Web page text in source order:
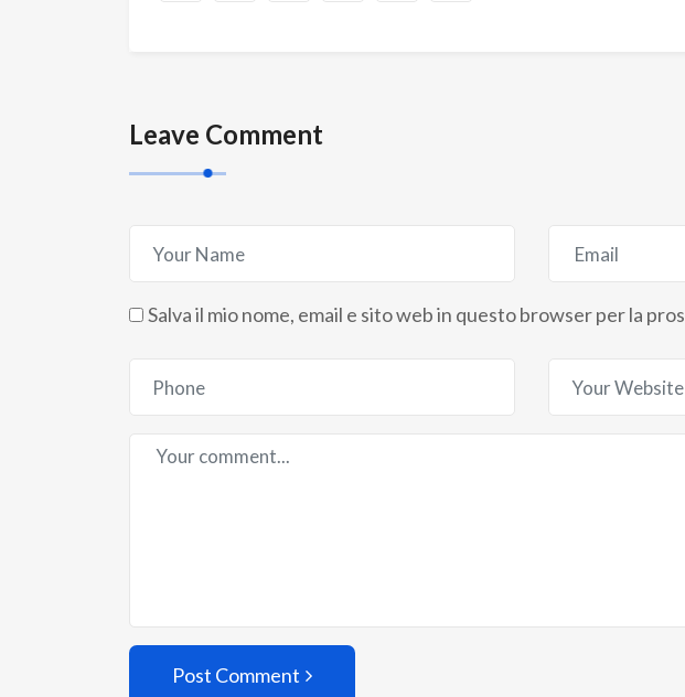
Leave Comment
Salva il mio nome, email e sito web in questo browser per la
Post Comment